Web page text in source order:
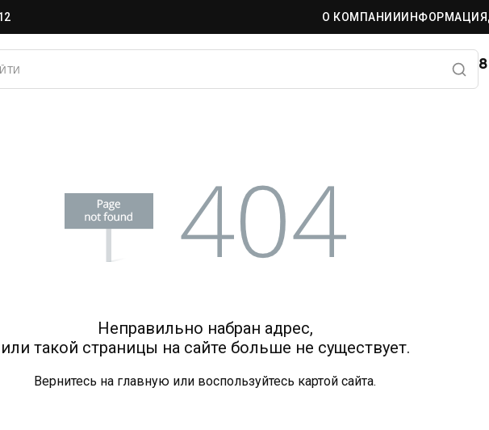
О КОМПАНИИ ИНФОРМАЦИЯ
Неправильно набран адрес,
или такой страницы на сайте больше не существует.
Вернитесь на главную или воспользуйтесь картой сайта.